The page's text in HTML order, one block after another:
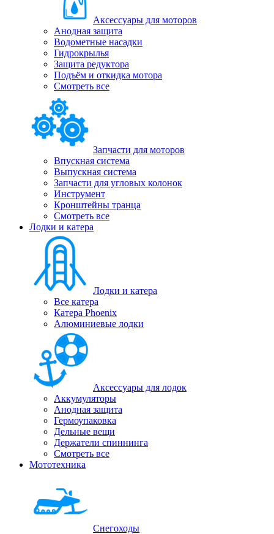
Аксессуары для моторов
Анодная защита
Водометные насадки
Гидрокрылья
Защита редуктора
Подъём и откидка мотора
Смотреть все
Запчасти для моторов
Впускная система
Выпускная система
Запчасти для угловых колонок
Инструмент
Кронштейны транца
Смотреть все
Лодки и катера
Лодки и катера
Все катера
Катера Phoenix
Алюминиевые лодки
Аксессуары для лодок
Аккумуляторы
Анодная защита
Гермоупаковка
Дельные вещи
Держатели спиннинга
Смотреть все
Мототехника
Снегоходы